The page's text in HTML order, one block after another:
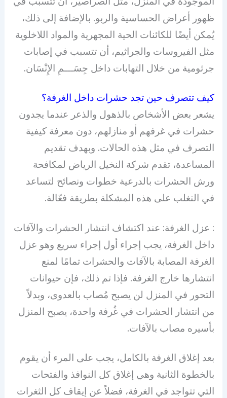
ظهور أعراض الحساسية والربو. بالإضافة إلى ذلك،
يُمكن أيضًا للكائنات الحية المجهرية والمواد اللاخلوية
مثل الفيروسات والجراثيم، أن تتسبب في إصابات
جرثومية من خلال التهابات داخل جِسَـــمِ الإِنْسَان.
كيف تتصرف حين تجد حشرات داخل الغرفة؟
يشعر بعض الأشخاص بالذهول والذعر عندما يجدون
حشرات في غرفهم أو منازلهم، دون معرفة كيفية
التصرف في مثل هذه الحالات. وبهدف تقديم
المساعدة، تقدم شركة النخيل الرياض لمكافحة
ورش الحشرات بالدرعية خطوات ونصائح لتساعد
في التغلب على هذه المشكلة بطريقة فعّالة.
: عزل الغرفة: عند اكتشاف انتشار الحشرات والآفات
داخل الغرفة، يجب إجراء أول إجراء سريع وهو عزل
الغرفة المصابة بالآفات والحشرات تمامًا لمنع
انتشارها خارج الغرفة. فإذا تم ذلك، فإن حيوانات
التحور في المنزل لن يصبح مُصاب بالعدوى، وبدلاً
من انتشار الحشرات في غُرفة واحدة، يصبح المنزل
بأسيره مصاب بالآفات.
بعد إغلاق الغرفة بالكامل، يجب على المرء أن يقوم
بالخطوة الثانية وهي إغلاق كل النوافذ والفتحات
التي تتواجد في الغرفة، فضلاً عن إيقاف كل الثغرات